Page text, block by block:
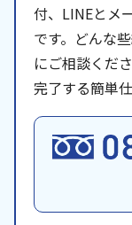
付、LINEとメ
です。どんな
にご相談くだ
完了する簡単仕